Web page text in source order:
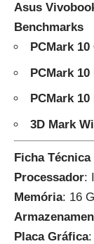
Asus
Benchmarks
PCMark 10
PCMark
PCMark
3D Mark
Ficha Técnica
Processador:
Memória: 16
Placa Gráfica: